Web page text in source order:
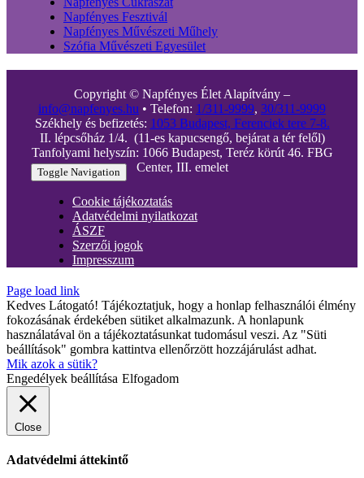
Napfényes Fesztivál
Napfényes Művészeti Műhely
Szófia Művészeti Egyesület
Copyright © Napfényes Élet Alapítvány –
info@napfenyes.hu • Telefon: 1/311-9999, 30/311-9999
Székhely és befizetés: 1053 Budapest, Ferenciek tere 7-8.
II. lépcsőház 1/4. (11-es kapucsengő, bejárat a tér felől)
Tanfolyami helyszín: 1066 Budapest, Teréz körút 46. FBG
Center, III. emelet
Toggle Navigation
Cookie tájékoztatás
Adatvédelmi nyilatkozat
ÁSZF
Szerzői jogok
Impresszum
Page load link
Kedves Látogató! Tájékoztatjuk, hogy a honlap felhasználói élmény
fokozásának érdekében sütiket alkalmazunk. A honlapunk
használatával ön a tájékoztatásunkat tudomásul veszi. Az "Süti
beállítások" gombra kattintva ellenőrzött hozzájárulást adhat.
Mik azok a sütik?
Engedélyek beállítása Elfogadom
Close
Adatvédelmi áttekintő